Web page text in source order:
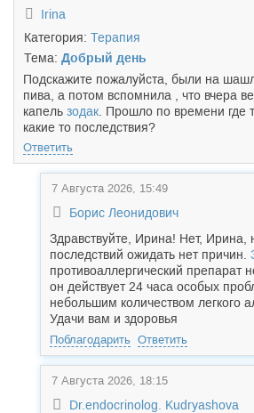
Irina
Категория: Терапия
Тема: Добрый день
Подскажите пожалуйста, были на
пива, а потом вспомнила , что вчера
капель зодак . Прошло по времени где
какие то последствия?
Ответить
7 Августа 2026, 15:49
Борис Леонидович
Здравствуйте, Ирина! Нет, Ирина,
последствий ожидать нет причин.
противоаллергический препарат
он действует 24 часа особых
небольшим количеством легкого
Удачи вам и здоровья
Поблагодарить Ответить
7 Августа 2026, 18:15
Dr.endocrinolog. Kudryashova